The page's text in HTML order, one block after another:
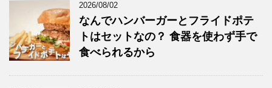
2026/08/02
なんでハンバーガーとフライドポテ
トはセットなの？ 食器を使わず手で
食べられるから